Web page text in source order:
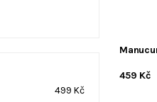
459 Kč
499 Kč